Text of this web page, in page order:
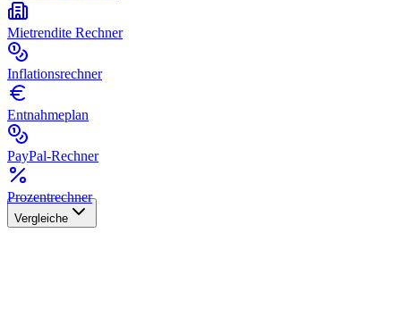
Mietrendite Rechner
Inflationsrechner
Entnahmeplan
PayPal-Rechner
Prozentrechner
Vergleiche